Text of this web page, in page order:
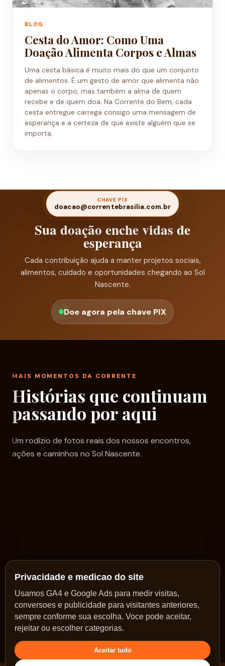
BLOG
Cesta do Amor: Como Uma
Doação Alimenta Corpos e Almas
Uma cesta básica é muito mais do que um conjunto
de alimentos. É um gesto de amor que alimenta não
apenas o corpo, mas também a alma de quem
recebe e de quem doa. Na Corrente do Bem, cada
cesta entregue carrega consigo uma mensagem de
esperança e a certeza de que existe alguém que se
importa.
CHAVE PIX
doacao@correntebrasilia.com.br
Sua doação enche vidas de
esperança
Cada contribuição ajuda a manter projetos sociais,
alimentos, cuidado e oportunidades chegando ao Sol
Nascente.
Doe agora pela chave PIX
MAIS MOMENTOS DA CORRENTE
Histórias que continuam
passando por aqui
Um rodízio de fotos reais dos nossos encontros,
ações e caminhos no Sol Nascente.
Privacidade e medicao do site
Usamos GA4 e Google Ads para medir visitas,
conversoes e publicidade para visitantes anteriores,
sempre conforme sua escolha. Voce pode aceitar,
rejeitar ou escolher categorias.
Aceitar tudo